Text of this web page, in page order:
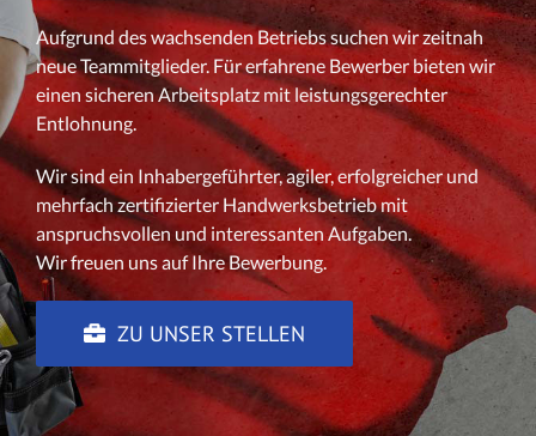
Aufgrund des wachsenden Betriebs suchen wir zeitnah
neue Teammitglieder. Für erfahrene Bewerber bieten wir
einen sicheren Arbeitsplatz mit leistungsgerechter
Entlohnung.
Wir sind ein Inhabergeführter, agiler, erfolgreicher und
mehrfach zertifizierter Handwerksbetrieb mit
anspruchsvollen und interessanten Aufgaben.
Wir freuen uns auf Ihre Bewerbung.
ZU UNSER STELLEN